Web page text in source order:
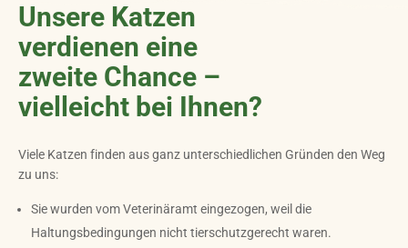
Unsere Katzen
verdienen eine
zweite Chance –
vielleicht bei Ihnen?
Viele Katzen finden aus ganz unterschiedlichen Gründen den Weg
zu uns:
Sie wurden vom Veterinäramt eingezogen, weil die
Haltungsbedingungen nicht tierschutzgerecht waren.